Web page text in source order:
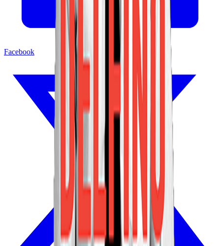
Facebook